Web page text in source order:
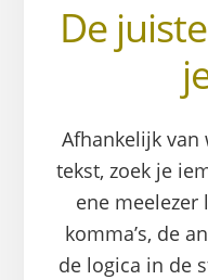
De
Afhankelijk
tekst, zoek je
ene
komma’s, de
de logica in de